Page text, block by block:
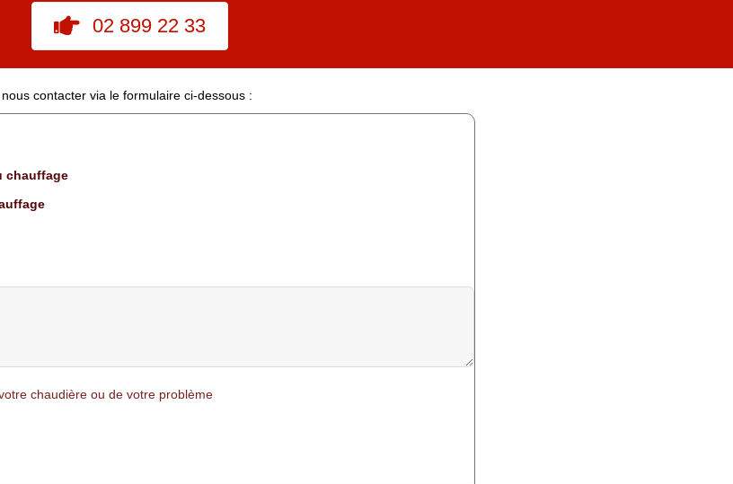
02 899 22 33
contacter via le formulaire ci-dessous :
chauffage
chaudière ou de votre problème